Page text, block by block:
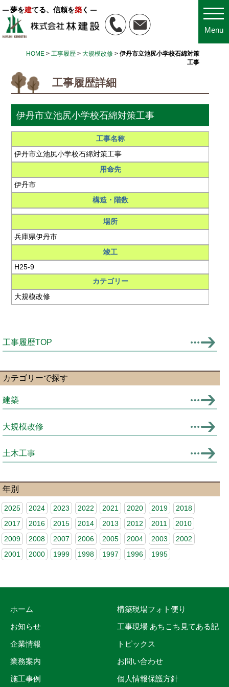
Menu
夢を建てる、信頼を築く
HOME >工事履歴 >大規模改修 >伊丹市立池尻小学校石綿対策
工事
工事履歴詳細
伊丹市立池尻小学校石綿対策工事
工事名称
伊丹市立池尻小学校石綿対策工事
用命先
伊丹市
構造・階数
場所
兵庫県伊丹市
竣工
H25-9
カテゴリー
大規模改修
工事履歴TOP
カテゴリーで探す
建築
大規模改修
土木工事
年別
2025 2024 2023 2022 2021 2020 2019
2018
2017
2016 2015 2014 2013 2012 2011
2010
2009
2008 2007 2006 2005 2004 2003
2002
2001
2000 1999 1998 1997 1996 1995
ホーム
お知らせ
企業情報
業務案内
施工事例
構築現場フォト便り
工事現場 あちこち見てある記
トピックス
お問い合わせ
個人情報保護方針